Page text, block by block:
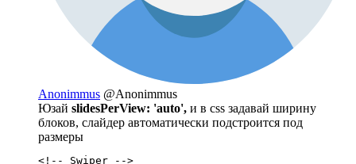
Anonimmus @Anonimmus
Юзай slidesPerView: 'auto', и в css задавай ширину
блоков, слайдер автоматически подстроится под
размеры
<!-- Swiper -->